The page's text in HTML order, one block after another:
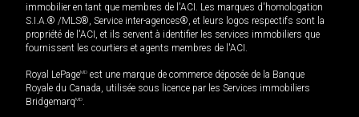
immobilier en tant que membres de l'ACI. Les marques d'homologation
S.I.A.® /MLS®, Service inter-agences®, et leurs logos respectifs sont la
propriété de l'ACI, et ils servent à identifier les services immobiliers que
fournissent les courtiers et agents membres de l'ACI.
Royal LePageMD est une marque de commerce déposée de la Banque
Royale du Canada, utilisée sous licence par les Services immobiliers
BridgemarqMD